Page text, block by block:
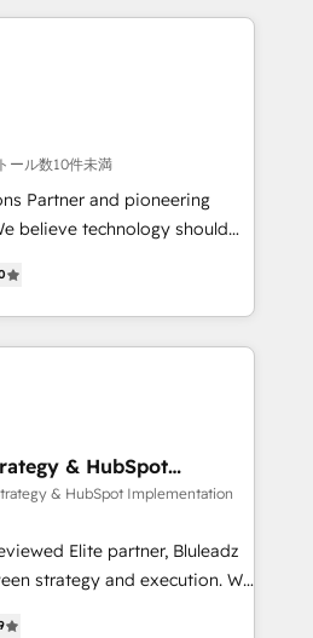
AI-ready systems that
and a consistently strong
ント業務（マーケティング・営
す。事業部・グループ会社・部
ータと業務プロセスのサイロ化
共通基盤に再構築します。意
者に並走します。 1️⃣
顧客データの一元化から、
まで。全Hub統合運用、デー
る組織への移行を設計・実装。
援 複数部門をまたぐDX×AI変
着までPMOとして主導。「設
します。 ▸ CMS戦略設
CVR・SEOを前提にした情報設
ート設計をContent Hubで一体
からの移行支援：Salesforce・
の移行、カスタム設計、履歴
で。 ▸ AEO対応：ChatGPT・
ール数10件未満
Partner and pioneering
with clear objectives,
and measurable KPIs.
solutions. The question is
hub, integrated with
custom ERPs, and any
apps extend
configurations. -AI-
facing operations to
& HubSpot
& HubSpot Implementation
Elite partner, Bluleadz
strategy and execution. We